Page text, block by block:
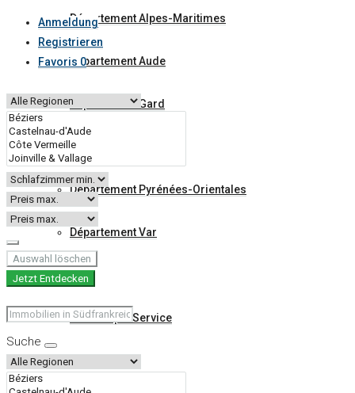
Département Alpes-Maritimes
Département Aude
Département Gard
Département Hérault
Département Pyrénées-Orientales
Département Var
Begleitung & Tarife
Tarife Expat Service
Kontakt
Anmeldung
Registrieren
Favoris 0
Auswahl löschen
Jetzt Entdecken
Suche